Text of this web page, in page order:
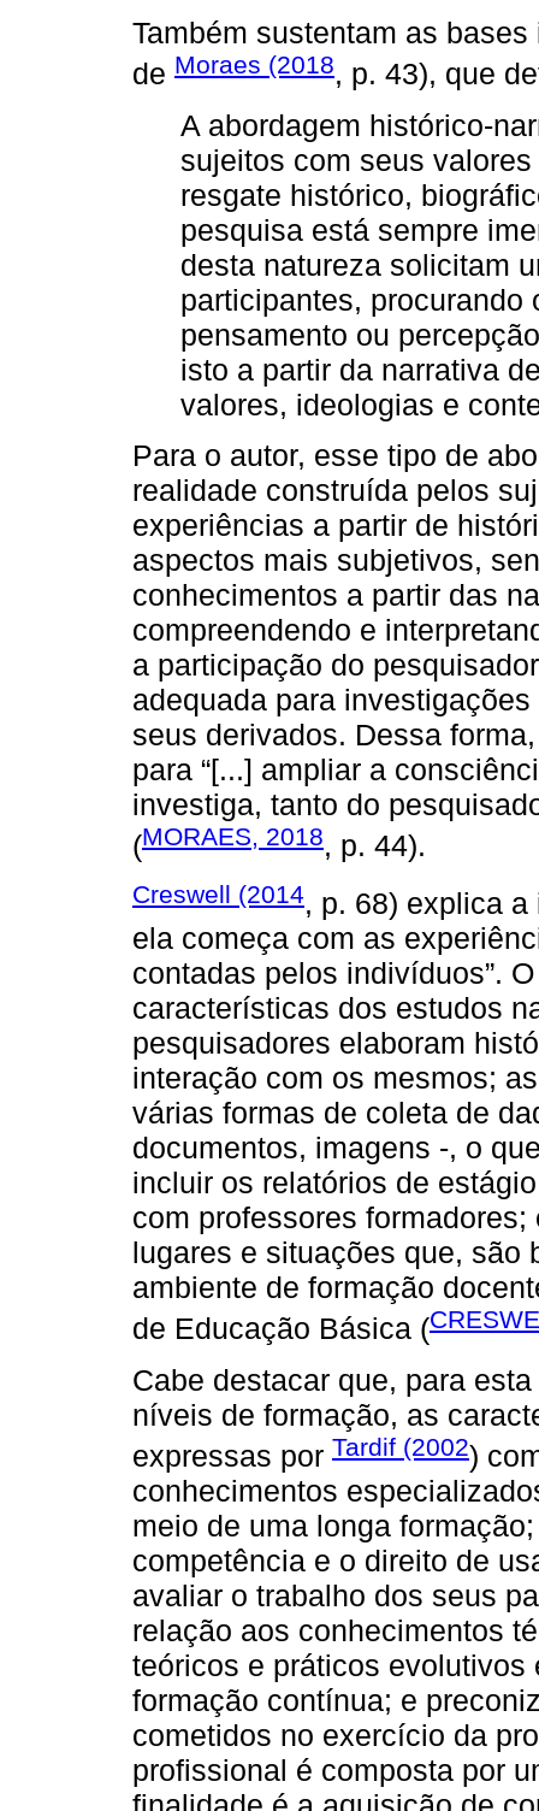
Também sustentam as
de Moraes (2018, p. 43), que
A abordagem histórico-
sujeitos com seus
resgate histórico,
pesquisa está sempre
desta natureza solicitam
participantes, procurando
pensamento ou
isto a partir da narrativa
valores, ideologias e
Para o autor, esse tipo de
realidade construída pelos
experiências a partir de
aspectos mais subjetivos,
conhecimentos a partir das
compreendendo e
a participação do
adequada para
seus derivados. Dessa
para “[...] ampliar a
investiga, tanto do
(MORAES, 2018, p. 44).
Creswell (2014, p. 68) explica a
ela começa com as
contadas pelos indivíduos”.
características dos estudos
pesquisadores elaboram
interação com os mesmos;
várias formas de coleta de
documentos, imagens -, o
incluir os relatórios de
com professores
lugares e situações que, são
ambiente de formação
de Educação Básica (
Cabe destacar que, para
níveis de formação, as
expressas por Tardif (2002)
conhecimentos
meio de uma longa
competência e o direito de
avaliar o trabalho dos seus
relação aos conhecimentos
teóricos e práticos
formação contínua; e
cometidos no exercício da
profissional é composta por